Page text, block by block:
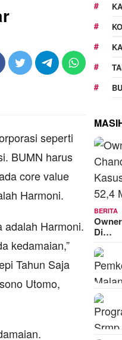
seperti
BUMN harus
core value
Harmoni.
adalah Harmoni.
kedamaian,”
Tahun Saja
Utomo,
BERITA
Di…